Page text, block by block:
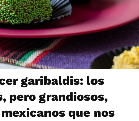
garibaldis: los
pero grandiosos,
que nos